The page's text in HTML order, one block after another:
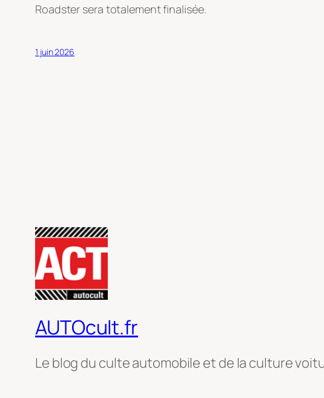
Roadster sera totalement finalisée.
1 juin 2026
AUTOcult.fr
Le blog du culte automobile et de la culture